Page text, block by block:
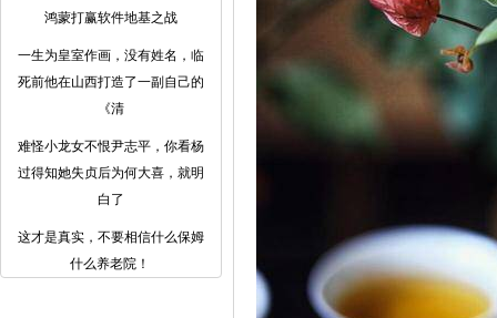
鸿蒙打赢软件地基之战
一生为皇室作画，没有姓名，临
死前他在山西打造了一副自己的
《清
难怪小龙女不恨尹志平，你看杨
过得知她失贞后为何大喜，就明
白了
这才是真实，不要相信什么保姆
什么养老院！ ​​​